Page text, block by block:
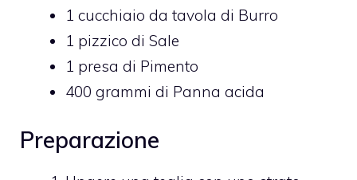
1 cucchiaio da tavola di Burro
1 pizzico di Sale
1 presa di Pimento
400 grammi di Panna acida
Preparazione